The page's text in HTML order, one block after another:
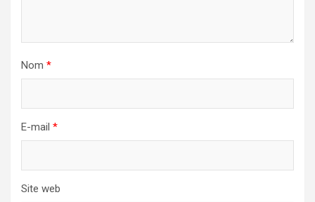
Nom *
E-mail *
Site web